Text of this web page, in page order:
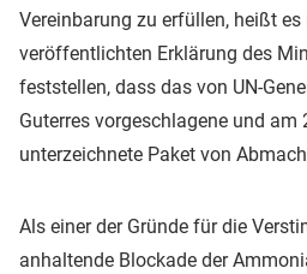
Vereinbarung zu erfüllen, heißt
veröffentlichten Erklärung des
feststellen, dass das von UN-
Guterres vorgeschlagene und
unterzeichnete Paket von
Als einer der Gründe für die
anhaltende Blockade der